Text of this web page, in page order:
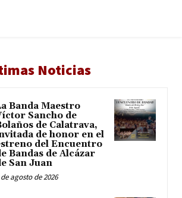
Noticias
Banda Maestro
Sancho de
de Calatrava,
de honor en el
del Encuentro
Bandas de Alcázar
San Juan
agosto de 2026